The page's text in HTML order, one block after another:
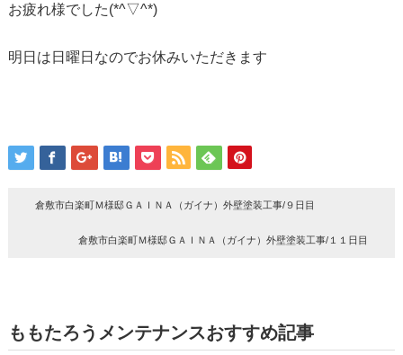
お疲れ様でした(*^▽^*)
明日は日曜日なのでお休みいただきます
倉敷市白楽町Ｍ様邸ＧＡＩＮＡ（ガイナ）外壁塗装工事/９日目
倉敷市白楽町Ｍ様邸ＧＡＩＮＡ（ガイナ）外壁塗装工事/１１日目
ももたろうメンテナンスおすすめ記事